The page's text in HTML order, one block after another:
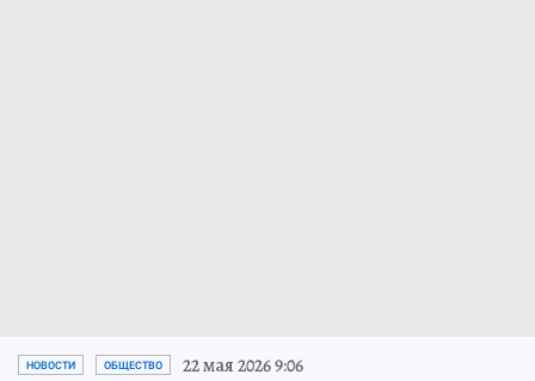
НОВОСТИ ОБЩЕСТВО 22 мая 2026 9:06